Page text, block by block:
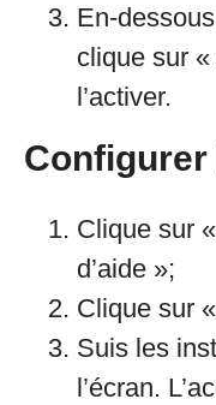
En-
clique sur «
l’activer.
Configurer
Clique sur
d’aide »;
Clique sur
Suis les
l’écran.